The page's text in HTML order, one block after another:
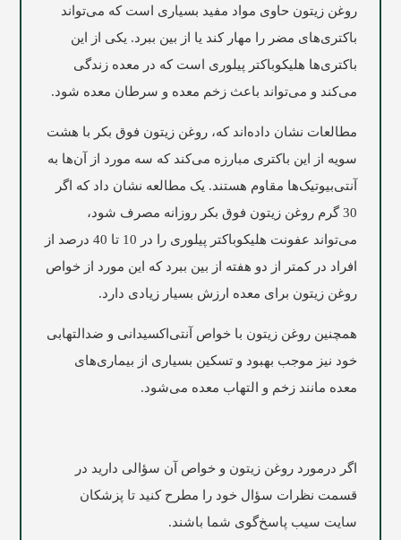
روغن زیتون حاوی مواد مفید بسیاری است که می‌تواند
باکتری‌های مضر را مهار کند یا از بین ببرد. یکی از این
باکتری‌ها هلیکوباکتر پیلوری است که در معده زندگی
می‌کند و می‌تواند باعث زخم معده و سرطان معده شود.
مطالعات نشان داده‌اند که، روغن زیتون فوق بکر با هشت
سویه از این باکتری مبارزه می‌کند که سه مورد از آن‌ها به
آنتی‌بیوتیک‌ها مقاوم هستند. یک مطالعه نشان داد که اگر
30 گرم روغن زیتون فوق بکر روزانه مصرف شود،
می‌تواند عفونت هلیکوباکتر پیلوری را در 10 تا 40 درصد از
افراد در کمتر از دو هفته از بین ببرد که این مورد از خواص
روغن زیتون برای معده ارزش بسیار زیادی دارد.
همچنین روغن زیتون با خواص آنتی‌اکسیدانی و ضدالتهابی
خود نیز موجب بهبود و تسکین بسیاری از بیماری‌های
معده مانند زخم و التهاب معده می‌شود.
اگر درمورد روغن زیتون و خواص آن سؤالی دارید در
قسمت نظرات سؤال خود را مطرح کنید تا پزشکان
سایت سیب پاسخ‌گوی شما باشند.